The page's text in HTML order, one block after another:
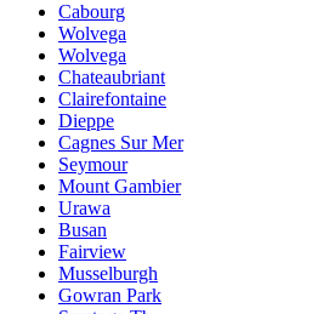
Cabourg
Wolvega
Wolvega
Chateaubriant
Clairefontaine
Dieppe
Cagnes Sur Mer
Seymour
Mount Gambier
Urawa
Busan
Fairview
Musselburgh
Gowran Park